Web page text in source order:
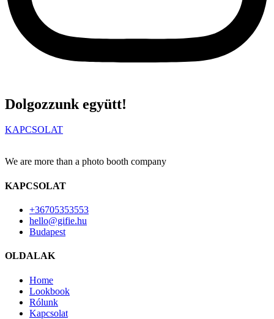
Dolgozzunk együtt!
KAPCSOLAT
We are more than a photo booth company
KAPCSOLAT
+36705353553
hello@gifie.hu
Budapest
OLDALAK
Home
Lookbook
Rólunk
Kapcsolat